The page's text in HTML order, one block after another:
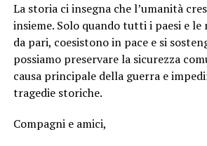
La storia ci insegna che l’umanità
insieme. Solo quando tutti i paesi e
da pari, coesistono in pace e si
possiamo preservare la sicurezza
causa principale della guerra e
tragedie storiche.
Compagni e amici,